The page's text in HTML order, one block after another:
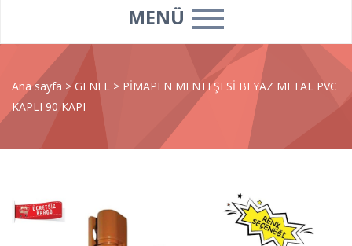
MENÜ
Ana sayfa > GENEL > PİMAPEN MENTEŞESİ BEYAZ METAL PVC
KAPLI 90 KAPI